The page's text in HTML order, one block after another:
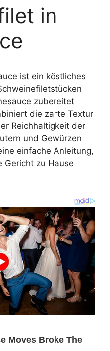
in
ist ein köstliches
zubereitet
die zarte Textur
Reichhaltigkeit der
und Gewürzen
einfache Anleitung,
Gericht zu Hause